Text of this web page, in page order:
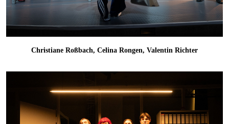
Christiane Roßbach, Celina Rongen, Valentin Richter